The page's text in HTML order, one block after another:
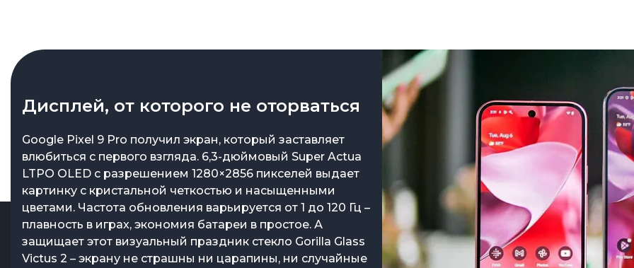
Дисплей, от которого не оторваться
Google Pixel 9 Pro получил экран, который заставляет
влюбиться с первого взгляда. 6,3-дюймовый Super Actua
LTPO OLED с разрешением 1280×2856 пикселей выдает
картинку с кристальной четкостью и насыщенными
цветами. Частота обновления варьируется от 1 до 120 Гц –
плавность в играх, экономия батареи в простое. А
защищает этот визуальный праздник стекло Gorilla Glass
Victus 2 – экрану не страшны ни царапины, ни случайные